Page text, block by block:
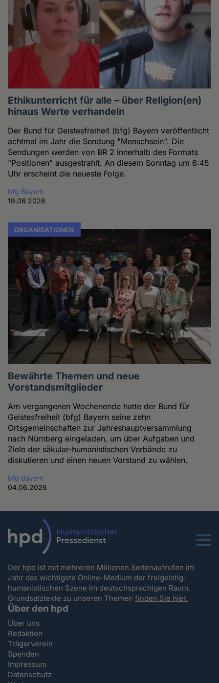
Ethikunterricht für alle – über Religion(en)
hinaus Werte verhandeln
Der Bund für Geistesfreiheit (bfg) Bayern veröffentlicht
achtmal im Jahr die Sendung "Menschsein". Die
Sendungen werden von BR 2 innerhalb des Formats
"Positionen" ausgestrahlt. An diesem Sonntag um 6:45
Uhr erscheint die neueste Folge.
bfg Bayern
19.06.2026
ORGANISATIONEN
Bewährte Themen und neue
Vorstandsmitglieder
Am vergangenen Wochenende hatte der Bund für
Geistesfreiheit (bfg) Bayern seine zehn
Ortsgemeinschaften zur Jahreshauptversammlung
nach Nürnberg eingeladen, um über Aufgaben und
Ziele der säkular-humanistischen Verbände zu
diskutieren und einen neuen Vorstand zu wählen.
bfg Bayern
04.06.2026
Menu
Der hpd ist mit mehreren Millionen Seitenaufrufen im
Jahr das wichtigste Online-Medium der freigeistig-
humanistischen Szene im deutschsprachigen Raum.
Grundsatztexte zu unseren Themenfinden Sie hier.
Über den hpd
Über uns
Redaktion
Trägerverein
Spenden
Impressum
Datenschutz